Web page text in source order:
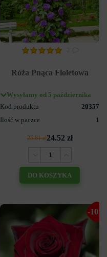
Róża Pnąca Fioletowa
Wysyłamy od 5 października
Kod produktu
20357
Ilość w paczce
1
25.81 zł24.52 zł
DO KOSZYKA
-10%